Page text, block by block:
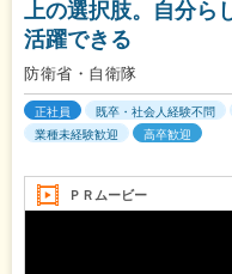
上の選択肢。自分ら
活躍できる
防衛省・自衛隊
正社員 既卒・社会人経験不問
業種未経験歓迎
高卒歓迎
ＰＲムービー